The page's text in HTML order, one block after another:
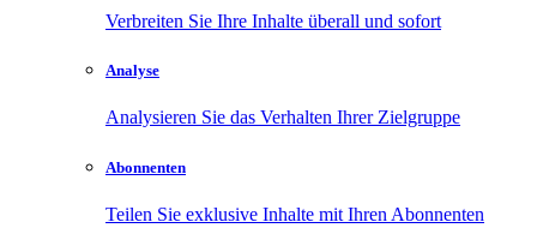
Verbreiten Sie Ihre Inhalte überall und sofort
Analyse
Analysieren Sie das Verhalten Ihrer Zielgruppe
Abonnenten
Teilen Sie exklusive Inhalte mit Ihren Abonnenten